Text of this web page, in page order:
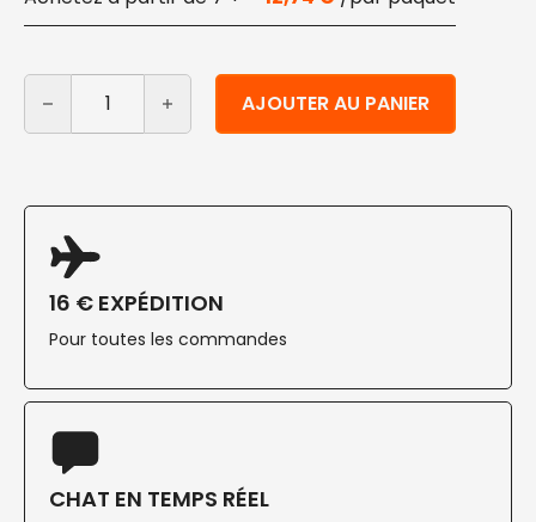
quantité de Bobines d'essuie-mains en papier recyclé
AJOUTER AU PANIER
Alternative:
16 € EXPÉDITION
Pour toutes les commandes
CHAT EN TEMPS RÉEL